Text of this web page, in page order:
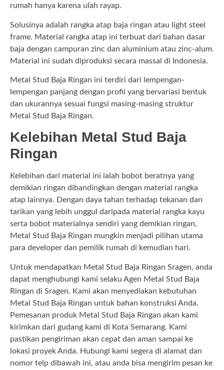
rumah hanya karena ulah rayap.
Solusinya adalah rangka atap baja ringan atau light steel
frame. Material rangka atap ini terbuat dari bahan dasar
baja dengan campuran zinc dan aluminium atau zinc-alum.
Material ini sudah diproduksi secara massal di Indonesia.
Metal Stud Baja Ringan ini terdiri dari lempengan-
lempengan panjang dengan profil yang bervariasi bentuk
dan ukurannya sesuai fungsi masing-masing struktur
Metal Stud Baja Ringan.
Kelebihan Metal Stud Baja
Ringan
Kelebihan dari material ini ialah bobot beratnya yang
demikian ringan dibandingkan dengan material rangka
atap lainnya. Dengan daya tahan terhadap tekanan dan
tarikan yang lebih unggul daripada material rangka kayu
serta bobot materialnya sendiri yang demikian ringan,
Metal Stud Baja Ringan mungkin menjadi pilihan utama
para developer dan pemilik rumah di kemudian hari.
Untuk mendapatkan Metal Stud Baja Ringan Sragen, anda
dapat menghubungi kami selaku Agen Metal Stud Baja
Ringan di Sragen. Kami akan menyediakan kebutuhan
Metal Stud Baja Ringan untuk bahan konstruksi Anda.
Pemesanan produk Metal Stud Baja Ringan akan kami
kirimkan dari gudang kami di Kota Semarang. Kami
pastikan pengiriman akan cepat dan aman sampai ke
lokasi proyek Anda. Hubungi kami segera di alamat dan
nomor telp dibawah ini, atau anda bisa mengirim pesan ke